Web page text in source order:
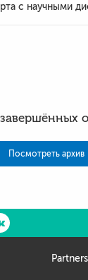
с научными
Посмотреть архив
Partners